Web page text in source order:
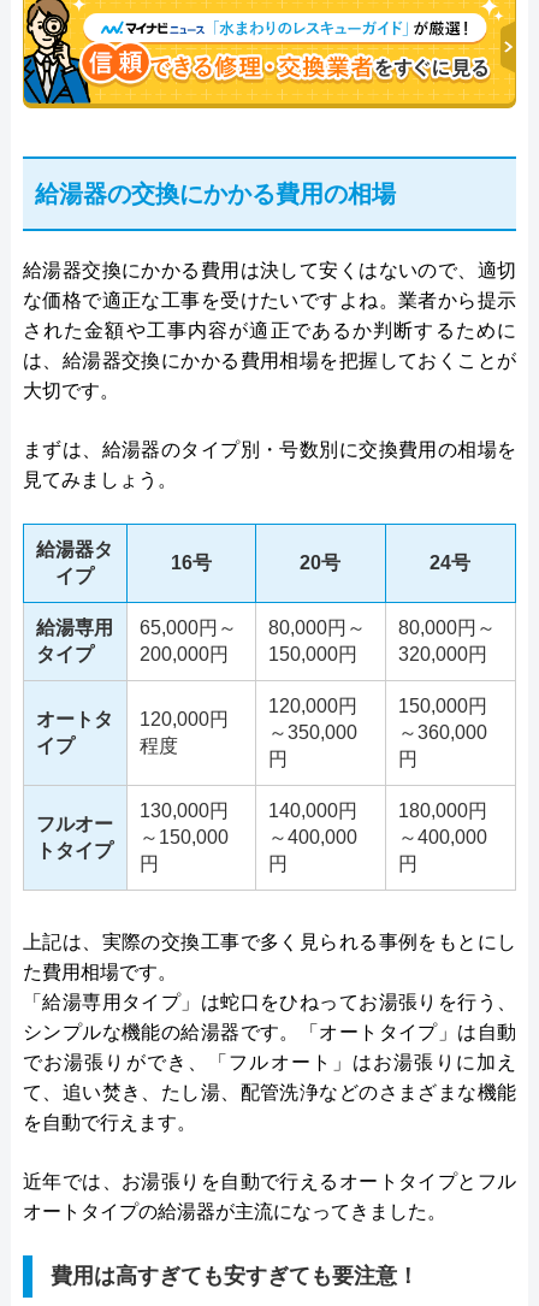
給湯器の交換にかかる費用の相場
給湯器交換にかかる費用は決して安くはないので、適切
な価格で適正な工事を受けたいですよね。業者から提示
された金額や工事内容が適正であるか判断するために
は、給湯器交換にかかる費用相場を把握しておくことが
大切です。
まずは、給湯器のタイプ別・号数別に交換費用の相場を
見てみましょう。
給湯器タ
イプ
16号 20号 24号
給湯専用
タイプ
65,000円～
200,000円
80,000円～
150,000円
80,000円～
320,000円
オートタ
イプ
120,000円
程度
120,000円
～350,000
円
150,000円
～360,000
円
フルオー
トタイプ
130,000円
～150,000
円
140,000円
～400,000
円
180,000円
～400,000
円
上記は、実際の交換工事で多く見られる事例をもとにし
た費用相場です。
「給湯専用タイプ」は蛇口をひねってお湯張りを行う、
シンプルな機能の給湯器です。「オートタイプ」は自動
でお湯張りができ、「フルオート」はお湯張りに加え
て、追い焚き、たし湯、配管洗浄などのさまざまな機能
を自動で行えます。
近年では、お湯張りを自動で行えるオートタイプとフル
オートタイプの給湯器が主流になってきました。
費用は高すぎても安すぎても要注意！